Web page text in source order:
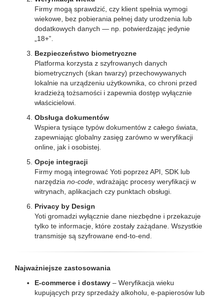
Firmy mogą sprawdzić, czy klient spełnia wymogi
wiekowe, bez pobierania pełnej daty urodzenia lub
dodatkowych danych — np. potwierdzając jedynie
„18+”.
Bezpieczeństwo biometryczne
Platforma korzysta z szyfrowanych danych
biometrycznych (skan twarzy) przechowywanych
lokalnie na urządzeniu użytkownika, co chroni przed
kradzieżą tożsamości i zapewnia dostęp wyłącznie
właścicielowi.
Obsługa dokumentów
Wspiera tysiące typów dokumentów z całego świata,
zapewniając globalny zasięg zarówno w weryfikacji
online, jak i osobistej.
Opcje integracji
Firmy mogą integrować Yoti poprzez API, SDK lub
narzędzia no-code , wdrażając procesy weryfikacji w
witrynach, aplikacjach czy punktach obsługi.
Privacy by Design
Yoti gromadzi wyłącznie dane niezbędne i przekazuje
tylko te informacje, które zostały zażądane. Wszystkie
transmisje są szyfrowane end-to-end.
Najważniejsze zastosowania
E-commerce i dostawy – Weryfikacja wieku
kupujących przy sprzedaży alkoholu, e-papierosów lub